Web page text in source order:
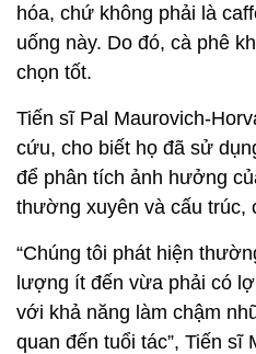
hóa, chứ không phải là
uống này. Do đó, cà phê
chọn tốt.
Tiến sĩ Pal Maurovich-
cứu, cho biết họ đã sử
để phân tích ảnh hưởng
thường xuyên và cấu trúc,
“Chúng tôi phát hiện
lượng ít đến vừa phải có
với khả năng làm chậm
quan đến tuổi tác”, Tiến sĩ